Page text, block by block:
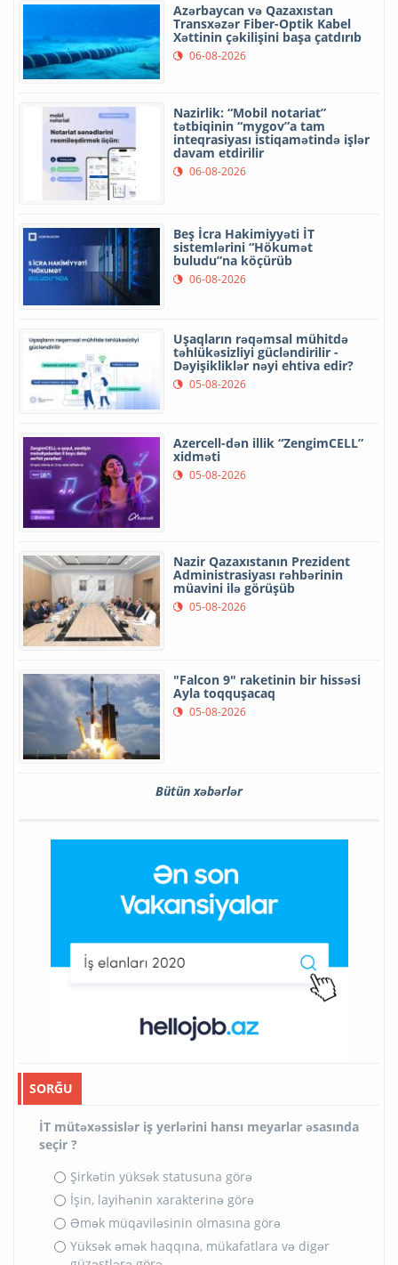
Azərbaycan və Qazaxıstan
Transxəzər Fiber-Optik Kabel
Xəttinin çəkilişini başa çatdırıb
06-08-2026
Nazirlik: “Mobil notariat”
tətbiqinin “mygov”a tam
inteqrasiyası istiqamətində işlər
davam etdirilir
06-08-2026
Beş İcra Hakimiyyəti İT
sistemlərini “Hökumət
buludu”na köçürüb
06-08-2026
Uşaqların rəqəmsal mühitdə
təhlükəsizliyi gücləndirilir -
Dəyişikliklər nəyi ehtiva edir?
05-08-2026
Azercell-dən illik “ZengimCELL”
xidməti
05-08-2026
Nazir Qazaxıstanın Prezident
Administrasiyası rəhbərinin
müavini ilə görüşüb
05-08-2026
"Falcon 9" raketinin bir hissəsi
Ayla toqquşacaq
05-08-2026
Bütün xəbərlər
SORĞU
İT mütəxəssislər iş yerlərini hansı meyarlar əsasında
seçir ?
Şirkətin yüksək statusuna görə
İşin, layihənin xarakterinə görə
Əmək müqaviləsinin olmasına görə
Yüksək əmək haqqına, mükafatlara və digər